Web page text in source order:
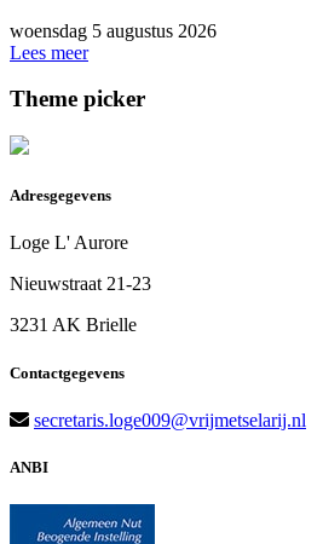
woensdag 5 augustus 2026
Lees meer
Theme picker
Adresgegevens
Loge L' Aurore
Nieuwstraat 21-23
3231 AK Brielle
Contactgegevens
secretaris.loge009@vrijmetselarij.nl
ANBI